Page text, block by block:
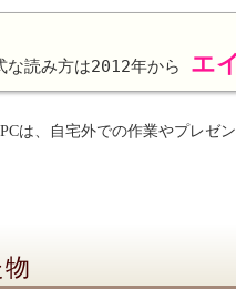
な読み方は2012年から エ
は、自宅外での作業やプレゼ